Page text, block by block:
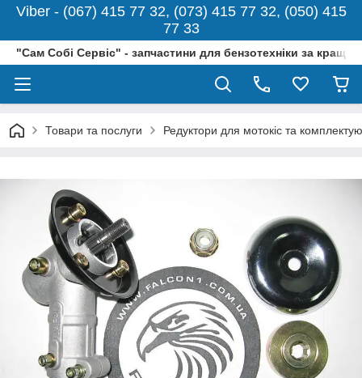
Viber - (067) 415 77 32, (073) 415 77 32, (050) 415
77 33
"Сам Собі Сервіс" - запчастини для бензотехніки за
Товари та послуги Редуктори для мотокіс та